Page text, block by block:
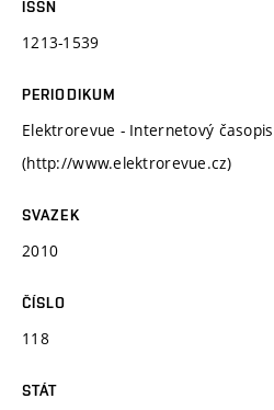
ISSN
1213-1539
PERIODIKUM
Elektrorevue - Internetový časopis
(http://www.elektrorevue.cz)
SVAZEK
2010
ČÍSLO
118
STÁT